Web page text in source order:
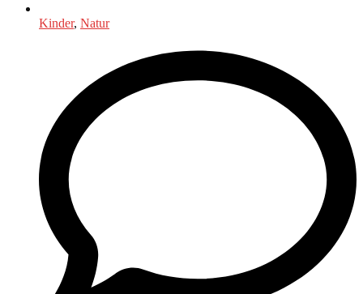
Kinder, Natur